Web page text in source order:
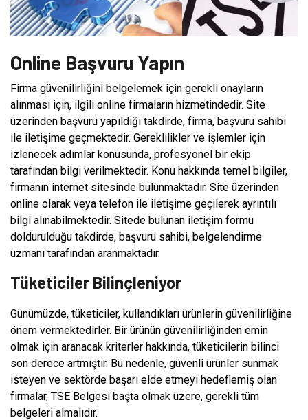
Online Başvuru Yapın
Firma güvenilirliğini belgelemek için gerekli onayların
alınması için, ilgili online firmaların hizmetindedir. Site
üzerinden başvuru yapıldığı takdirde, firma, başvuru sahibi
ile iletişime geçmektedir. Gereklilikler ve işlemler için
izlenecek adımlar konusunda, profesyonel bir ekip
tarafından bilgi verilmektedir. Konu hakkında temel bilgiler,
firmanın internet sitesinde bulunmaktadır. Site üzerinden
online olarak veya telefon ile iletişime geçilerek ayrıntılı
bilgi alınabilmektedir. Sitede bulunan iletişim formu
doldurulduğu takdirde, başvuru sahibi, belgelendirme
uzmanı tarafından aranmaktadır.
Tüketiciler Bilinçleniyor
Günümüzde, tüketiciler, kullandıkları ürünlerin güvenilirliğine
önem vermektedirler. Bir ürünün güvenilirliğinden emin
olmak için aranacak kriterler hakkında, tüketicilerin bilinci
son derece artmıştır. Bu nedenle, güvenli ürünler sunmak
isteyen ve sektörde başarı elde etmeyi hedeflemiş olan
firmalar, TSE Belgesi başta olmak üzere, gerekli tüm
belgeleri almalıdır.